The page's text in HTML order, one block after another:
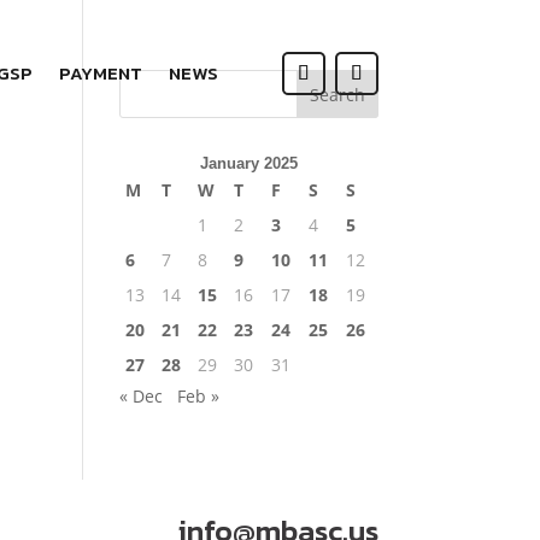
PAYMENT NEWS
Search
January 2025
M T W T F S
S
1
2 3 4
5
6
7 8 9 10 11
12
13
14 15 16 17 18
19
20
21 22 23 24 25
26
27
28 29 30
31
« Dec
Feb »
info@mbasc.us